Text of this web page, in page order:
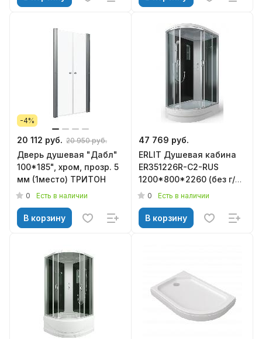
-4%
20 112 руб. 20 950 руб.
Дверь душевая "Дабл"
100*185", хром, прозр. 5
мм (1место) ТРИТОН
0 Есть в наличии
В корзину
47 769 руб.
ERLIT Душевая кабина
ER351226R-C2-RUS
1200*800*2260 (без г/м,
средний поддон,
0 Есть в наличии
В корзину